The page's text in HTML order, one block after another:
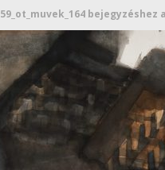
59_ot_muvek_164 bejegyzéshez